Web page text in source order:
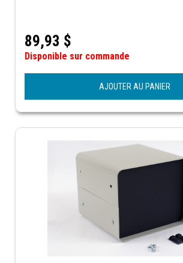
89,93 $
Disponible sur commande
AJOUTER AU PANIER